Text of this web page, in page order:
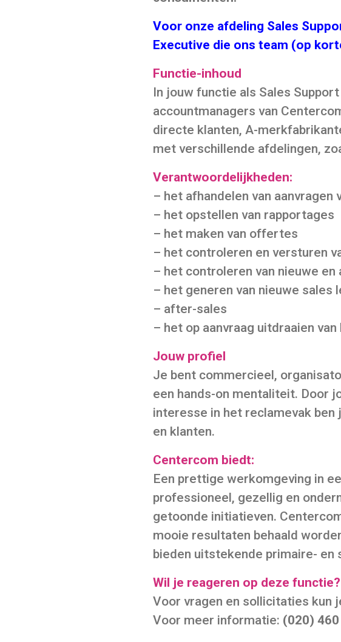
Voor onze afdeling Sales
Executive die ons team (op
Functie-inhoud
In jouw functie als Sales
accountmanagers van
directe klanten, A-
met verschillende afdelingen,
Verantwoordelijkheden:
– het afhandelen van aanvragen
– het opstellen van rapportages
– het maken van offertes
– het controleren en versturen
– het controleren van nieuwe en
– het generen van nieuwe sales
– after-sales
– het op aanvraag uitdraaien
Jouw profiel
Je bent commercieel,
een hands-on mentaliteit. Door
interesse in het reclamevak
en klanten.
Centercom biedt:
Een prettige werkomgeving in
professioneel, gezellig en
getoonde initiatieven.
mooie resultaten behaald
bieden uitstekende primaire- en
Wil je reageren op deze functie?
Voor vragen en sollicitaties kun
Voor meer informatie: (020)